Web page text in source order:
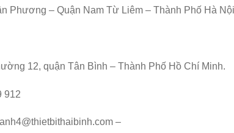
Phương – Quận Nam Từ Liêm – Thành Phố Hà
12, quận Tân Bình – Thành Phố Hồ Chí Minh.
912
–